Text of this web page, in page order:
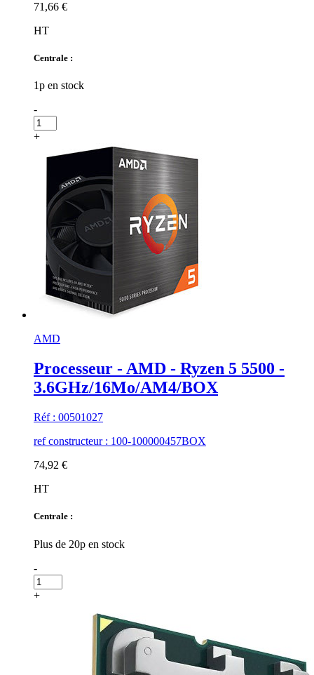
71,66 €
HT
Centrale :
1p en stock
-
+
AMD
Processeur - AMD - Ryzen 5 5500 -
3.6GHz/16Mo/AM4/BOX
Réf : 00501027
ref constructeur : 100-100000457BOX
74,92 €
HT
Centrale :
Plus de 20p en stock
-
+